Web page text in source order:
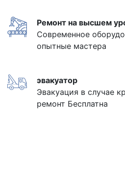
Ремонт на высшем
Современное
опытные мастера
эвакуатор
Эвакуация в случае
ремонт Бесплатна